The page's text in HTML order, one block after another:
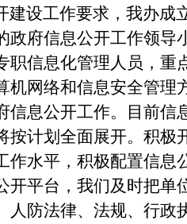
设工作要求，我办成
政府信息公开工作领导
职信息化管理人员，重
机网络和信息安全管理
信息公开工作。目前信
按计划全面展开。积极
作水平，积极配置信息
开平台，我们及时把单
人防法律、法规、行政